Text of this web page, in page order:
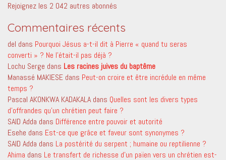
Rejoignez les 2 042 autres abonnés
Commentaires récents
del dans Pourquoi Jésus a-t-il dit à Pierre « quand tu seras
converti » ? Ne l’était-il pas déjà ?
Lochu Serge dans Les racines juives du baptême
Manassé MAKIESE dans Peut-on croire et être incrédule en même
temps ?
Pascal AKONKWA KADAKALA dans Quelles sont les divers types
d’offrandes qu’un chrétien peut faire ?
SAID Adda dans Différence entre pouvoir et autorité
Esehe dans Est-ce que grâce et faveur sont synonymes ?
SAID Adda dans La postérité du serpent ; humaine ou reptilienne ?
Ahima dans Le transfert de richesse d’un païen vers un chrétien est-